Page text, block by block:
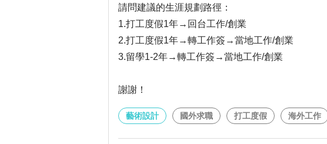
請問建議的生涯規劃路徑：
1.打工度假1年→回台工作/創業
2.打工度假1年→轉工作簽→當地工作/創業
3.留學1-2年→轉工作簽→當地工作/創業
謝謝！
藝術設計 國外求職 打工度假 海外工作